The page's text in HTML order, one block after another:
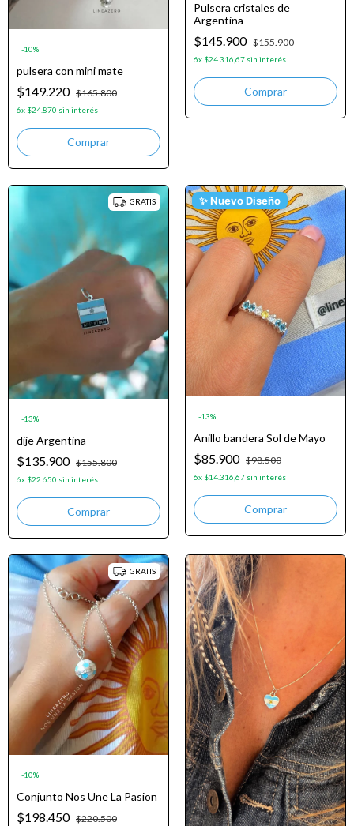
-10%
pulsera con mini mate
$149.220 $165.800
6x $24.870 sin interés
Pulsera cristales de
Argentina
$145.900 $155.900
6x $24.316,67 sin interés
GRATIS
-13%
dije Argentina
$135.900 $155.800
6x $22.650 sin interés
✨ Nuevo Diseño
-13%
Anillo bandera Sol de Mayo
$85.900 $98.500
6x $14.316,67 sin interés
Comprar
GRATIS
-10%
Conjunto Nos Une La Pasion
$198.450 $220.500